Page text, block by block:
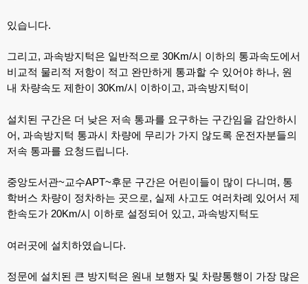
있습니다.
그리고, 과속방지턱은 일반적으로 30Km/시 이하의 통과속도에서
비교적 물리적 저항이 적고 완만하게 통과할 수 있어야 하나, 원
내 차량속도 제한이 30Km/시 이하이고, 과속방지턱이
설치된 구간은 더 낮은 저속 통과를 요구하는 구간임을 감안하시
어 , 과속방지턱 통과시 차량에 무리가 가지 않도록 운전자분들의
저속 통과를 요청드립니다.
중앙도서관~교수APT~후문 구간은 어린이들이 많이 다니며 , 통
학버스 차량이 정차하는 곳으로, 실제 사고도 여러차례 있어서 제
한속도가 20Km/시 이하로 설정되어 있고, 과속방지턱도
여러곳에 설치하였습니다.
정문에 설치된 큰 방지턱은 원내 보행자 및 차량통행이 가장 많은